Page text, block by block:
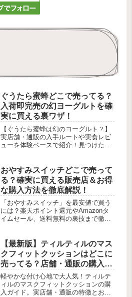
ぐうたら蜜蜂どこで売ってる？
入荷即完売の幻ヨーグルトを確
実に買える裏ワザ！
【ぐうたら蜜蜂は幻のヨーグルト？】
実店舗・通販の入手ルートや実食レビ
ューを体験ベースで紹介！見つけたら
おやすみスイッチどこで売って
る？確実に買える販売店＆お得
な購入方法を徹底解説！
「おやすみスイッチ」を最安値で買う
には？楽天ポイント還元やAmazonタ
イムセール、送料無料の裏技まで徹底
法を今すぐチェック！
【最新版】ティルティルのマス
クフィットクッションはどこに
売ってる？店舗・通販の購入ガ
イド完全版！
軽やかな付け心地で大人気！ティルテ
ィルのマスクフィットクッションの購
入ガイド。実店舗・通販の特徴とお得